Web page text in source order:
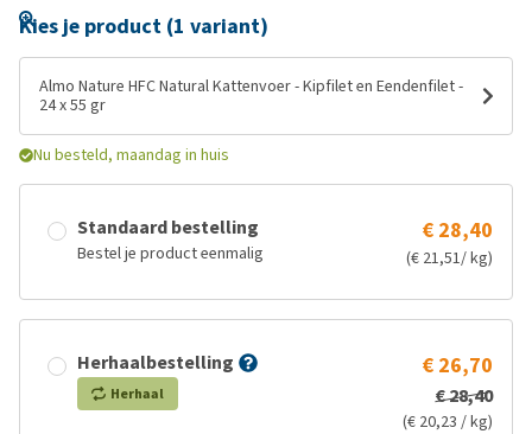
Kies je product (1 variant)
Almo Nature HFC Natural Kattenvoer - Kipfilet en Eendenfilet -
24 x 55 gr
Nu besteld, maandag in huis
Standaard bestelling
Bestel je product eenmalig
€ 28,40
(€ 21,51/ kg)
Herhaalbestelling
Herhaal
€ 26,70
€ 28,40
(€ 20,23 / kg)